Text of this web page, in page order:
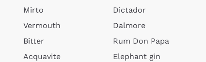
Mirto
Vermouth
Bitter
Acquavite
Dictador
Dalmore
Rum Don Papa
Elephant gin